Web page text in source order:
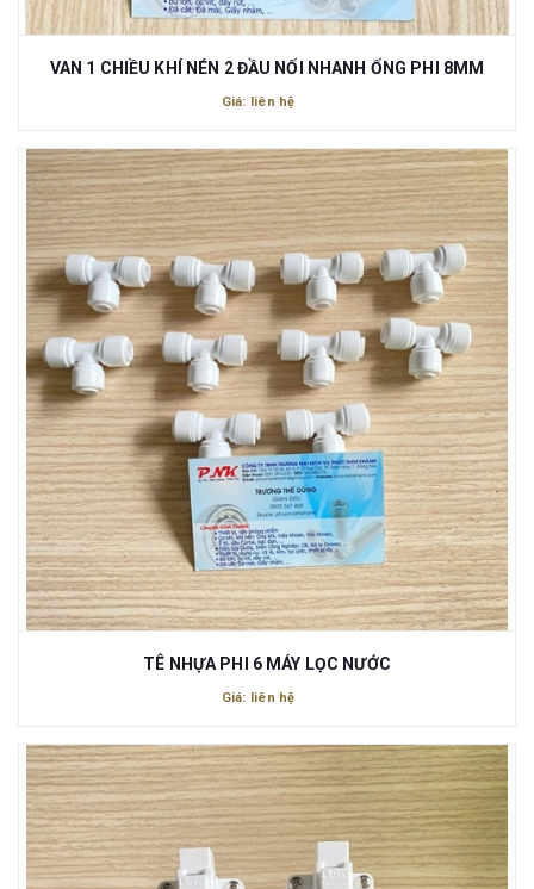
VAN 1 CHIỀU KHÍ NÉN 2 ĐẦU NỐI NHANH ỐNG PHI 8MM
Giá: liên hệ
TÊ NHỰA PHI 6 MÁY LỌC NƯỚC
Giá: liên hệ